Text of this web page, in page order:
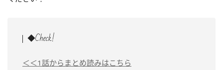
◆Check!
＜＜1話からまとめ読みはこちら